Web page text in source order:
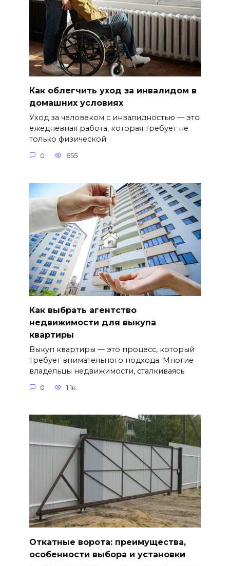
Как облегчить уход за инвалидом в
домашних условиях
Уход за человеком с инвалидностью — это
ежедневная работа, которая требует не
только физической
0 655
Как выбрать агентство
недвижимости для выкупа
квартиры
Выкуп квартиры — это процесс, который
требует внимательного подхода. Многие
владельцы недвижимости, сталкиваясь
0 1.1к.
Откатные ворота: преимущества,
особенности выбора и установки